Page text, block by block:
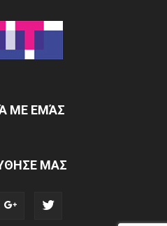
ΜΕ ΕΜΆΣ
ΜΑΣ